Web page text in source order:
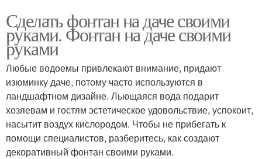
Сделать фонтан на даче своими
руками. Фонтан на даче своими
руками
Любые водоемы привлекают внимание, придают
изюминку даче, потому часто используются в
ландшафтном дизайне. Льющаяся вода подарит
хозяевам и гостям эстетическое удовольствие, успокоит,
насытит воздух кислородом. Чтобы не прибегать к
помощи специалистов, разберитесь, как создают
декоративный фонтан своими руками.